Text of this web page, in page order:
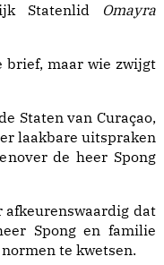
Statenlid Omayra
brief, maar wie zwijgt
Staten van Curaçao,
laakbare uitspraken
de heer Spong
dat
Spong en familie
te kwetsen.